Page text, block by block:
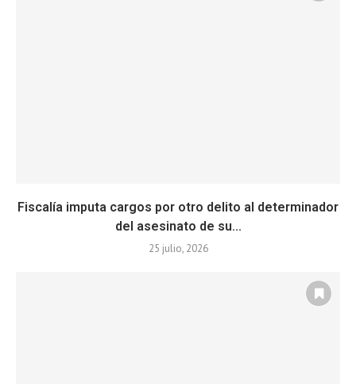
Fiscalía imputa cargos por otro delito al determinador
del asesinato de su...
25 julio, 2026